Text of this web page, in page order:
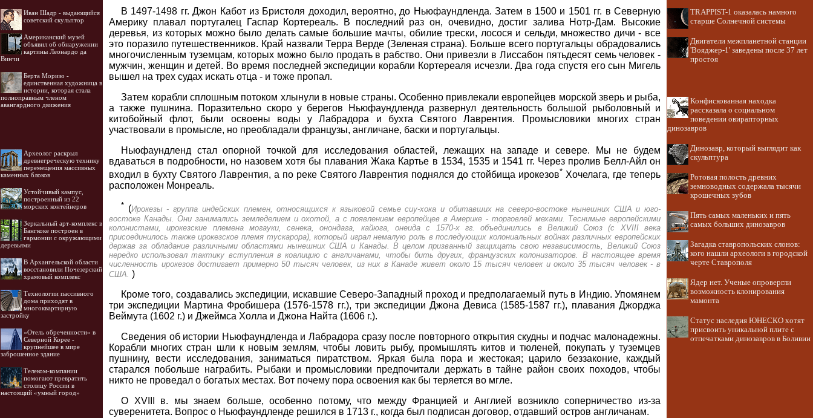
Иван Шадр - выдающийся
советский скульптор
Американский музей
объявил об обнаружении
картины Леонардо да
Винчи
Берта Моризо -
единственная художница в
истории, которая стала
полноправным членом
авангардного движения
Археолог раскрыл
древнегреческую технику
перемещения массивных
каменных блоков
Устойчивый кампус,
построенный из 22
морских контейнеров
Зеркальный арт-комплекс в
Бангкоке построен в
гармонии с окружающими
деревьями
В Архангельской области
восстановили Почезерский
храмовый комплекс
Технологии пассивного
дома приходят в
многоквартирную
застройку
«Отель обреченности» в
Северной Корее -
крупнейшее в мире
заброшенное здание
Телеком-компании
помогают превратить
столицу России в
настоящий «умный город»
В 1497-1498 гг. Джон Кабот из Бристоля доходил, вероятно, до Ньюфаундленда. Затем в 1500 и 1501 гг. в Северную
Америку плавал португалец Гаспар Кортереаль. В последний раз он, очевидно, достиг залива Нотр-Дам. Высокие
деревья, из которых можно было делать самые большие мачты, обилие трески, лосося и сельди, множество дичи - все
это поразило путешественников. Край назвали Терра Верде (Зеленая страна). Больше всего португальцы обрадовались
многочисленным туземцам, которых можно было продать в рабство. Они привезли в Лиссабон пятьдесят семь человек -
мужчин, женщин и детей. Во время последней экспедиции корабли Кортереаля исчезли. Два года спустя его сын Мигель
вышел на трех судах искать отца - и тоже пропал.
Затем корабли сплошным потоком хлынули в новые страны. Особенно привлекали европейцев морской зверь и рыба,
а также пушнина. Поразительно скоро у берегов Ньюфаундленда развернул деятельность большой рыболовный и
китобойный флот, были освоены воды у Лабрадора и бухта Святого Лаврентия. Промысловики многих стран
участвовали в промысле, но преобладали французы, англичане, баски и португальцы.
Ньюфаундленд стал опорной точкой для исследования областей, лежащих на западе и севере. Мы не будем
вдаваться в подробности, но назовем хотя бы плавания Жака Картье в 1534, 1535 и 1541 гг. Через пролив Белл-Айл он
входил в бухту Святого Лаврентия, а по реке Святого Лаврентия поднялся до стойбища ирокезов* Хочелага, где теперь
расположен Монреаль.
* (Ирокезы - группа индейских племен, относящихся к языковой семье сиу-хока и обитавших на северо-востоке нынешних США и юго-
востоке Канады. Они занимались земледелием и охотой, а с появлением европейцев в Америке - торговлей мехами. Теснимые европейскими
колонистами, ирокезские племена могауки, сенека, онондага, кайюга, онеида с 1570-х гг. объединились в Великий Союз (с XVIII века
присоединилось также ирокезское племя тускарора), который играл немалую роль в последующих колониальных войнах различных европейских
держав за обладание различными областями нынешних США и Канады. В целом призванный защищать свою независимость, Великий Союз
нередко использовал тактику вступления в коалицию с англичанами, чтобы бить других, французских колонизаторов. В настоящее время
численность ирокезов достигает примерно 50 тысяч человек, из них в Канаде живет около 15 тысяч человек и около 35 тысяч человек - в
США. )
Кроме того, создавались экспедиции, искавшие Северо-Западный проход и предполагаемый путь в Индию. Упомянем
три экспедиции Мартина Фробишера (1576-1578 гг.), три экспедиции Джона Девиса (1585-1587 гг.), плавания Джорджа
Веймута (1602 г.) и Джеймса Холла и Джона Найта (1606 г.).
Сведения об истории Ньюфаундленда и Лабрадора сразу после повторного открытия скудны и подчас малонадежны.
Корабли многих стран шли к новым землям, чтобы ловить рыбу, промышлять китов и тюленей, покупать у туземцев
пушнину, вести исследования, заниматься пиратством. Яркая была пора и жестокая; царило беззаконие, каждый
старался побольше награбить. Рыбаки и промысловики предпочитали держать в тайне район своих походов, чтобы
никто не проведал о богатых местах. Вот почему пора освоения как бы теряется во мгле.
О XVIII в. мы знаем больше, особенно потому, что между Францией и Англией возникло соперничество из-за
суверенитета. Вопрос о Ньюфаундленде решился в 1713 г., когда был подписан договор, отдавший остров англичанам.
TRAPPIST-1 оказалась намного
старше Солнечной системы
Двигатели межпланетной станции
'Вояджер-1' заведены после 37 лет
простоя
Конфискованная находка
рассказала о социальном
поведении овирапторных
динозавров
Динозавр, который выглядит как
скульптура
Ротовая полость древних
земноводных содержала тысячи
крошечных зубов
Пять самых маленьких и пять
самых больших динозавров
Загадка ставропольских слонов:
кого нашли археологи в городской
черте Ставрополя
Ядер нет. Ученые опровергли
возможность клонирования
мамонта
Статус наследия ЮНЕСКО хотят
присвоить уникальной плите с
отпечатками динозавров в Боливии